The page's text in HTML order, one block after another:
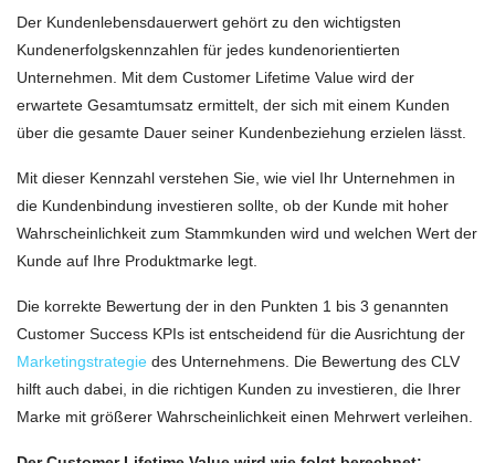
Der Kundenlebensdauerwert gehört zu den wichtigsten
Kundenerfolgskennzahlen für jedes kundenorientierten
Unternehmen. Mit dem Customer Lifetime Value wird der
erwartete Gesamtumsatz ermittelt, der sich mit einem Kunden
über die gesamte Dauer seiner Kundenbeziehung erzielen lässt.
Mit dieser Kennzahl verstehen Sie, wie viel Ihr Unternehmen in
die Kundenbindung investieren sollte, ob der Kunde mit hoher
Wahrscheinlichkeit zum Stammkunden wird und welchen Wert der
Kunde auf Ihre Produktmarke legt.
Die korrekte Bewertung der in den Punkten 1 bis 3 genannten
Customer Success KPIs ist entscheidend für die Ausrichtung der
Marketingstrategie des Unternehmens. Die Bewertung des CLV
hilft auch dabei, in die richtigen Kunden zu investieren, die Ihrer
Marke mit größerer Wahrscheinlichkeit einen Mehrwert verleihen.